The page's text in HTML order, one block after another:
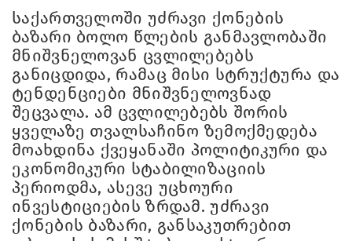
საქართველოში უძრავი ქონების
ბაზარი ბოლო წლების განმავლობაში
მნიშვნელოვან ცვლილებებს
განიცდიდა, რამაც მისი სტრუქტურა და
ტენდენციები მნიშვნელოვნად
შეცვალა. ამ ცვლილებებს შორის
ყველაზე თვალსაჩინო ზემოქმედება
მოახდინა ქვეყანაში პოლიტიკური და
ეკონომიკური სტაბილიზაციის
პერიოდმა, ასევე უცხოური
ინვესტიციების ზრდამ. უძრავი
ქონების ბაზარი, განსაკუთრებით